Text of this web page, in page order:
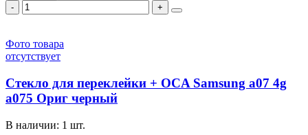
-
+
Фото товара
отсутствует
Стекло для переклейки + OCA Samsung a07 4g
a075 Ориг черный
В наличии: 1 шт.